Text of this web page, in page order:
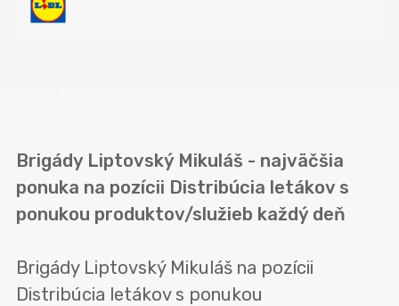
Brigády Liptovský Mikuláš - najväčšia
ponuka na pozícii Distribúcia letákov s
ponukou produktov/služieb každý deň
Brigády Liptovský Mikuláš na pozícii
Distribúcia letákov s ponukou